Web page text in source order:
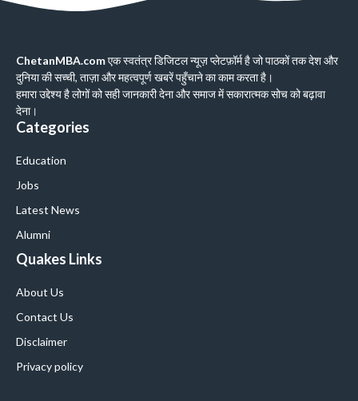
ChetanMBA.comएक स्वतंत्र डिजिटल न्यूज़ प्लेटफ़ॉर्म है जो पाठकों तक देश और
दुनिया की सच्ची, ताज़ा और महत्वपूर्ण खबरें पहुँचाने का काम करता है।
हमारा उद्देश्य है लोगों को सही जानकारी देना और समाज में सकारात्मक सोच को बढ़ावा
देना।
Categories
Education
Jobs
Latest News
Alumni
Quakes Links
About Us
Contact Us
Disclaimer
Privacy policy